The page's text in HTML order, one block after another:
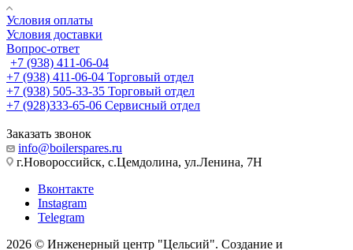
Условия оплаты
Условия доставки
Вопрос-ответ
+7 (938) 411-06-04
+7 (938) 411-06-04 Торговый отдел
+7 (938) 505-33-35 Торговый отдел
+7 (928)333-65-06 Сервисный отдел
Заказать звонок
info@boilerspares.ru
г.Новороссийск, с.Цемдолина, ул.Ленина, 7Н
Вконтакте
Instagram
Telegram
2026 © Инженерный центр "Цельсий". Создание и